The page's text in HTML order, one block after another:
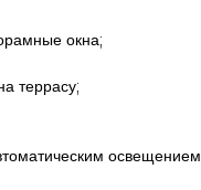
окна;
террасу;